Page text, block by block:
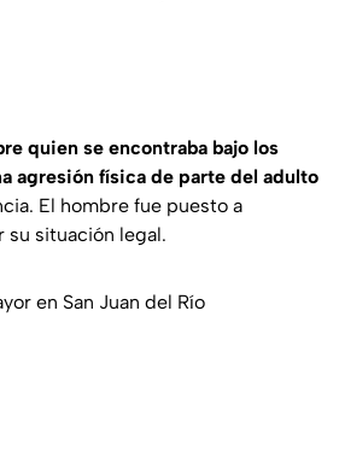
quien se encontraba bajo los
agresión física de parte del adulto
El hombre fue puesto a
su situación legal.
en San Juan del Río